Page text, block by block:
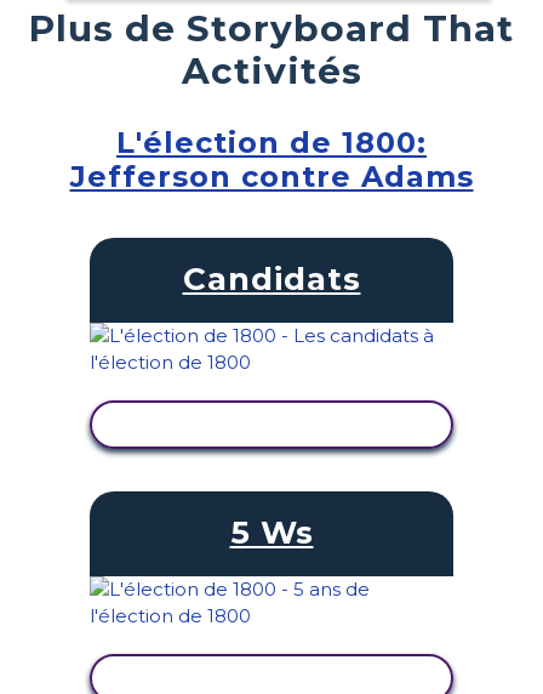
Plus de Storyboard That
Activités
L'élection de 1800:
Jefferson contre Adams
Candidats
5 Ws